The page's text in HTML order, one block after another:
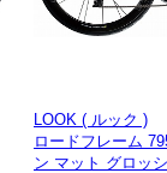
LOOK ( ルック )
ロードフレーム
ン マット グロッ